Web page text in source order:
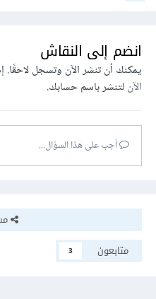
انضم إلى النقاش
يمكنك أن تنشر الآن وتسجل
الآنلتنشر باسم حسابك.
أجب على هذا السؤال...
متابعون
3